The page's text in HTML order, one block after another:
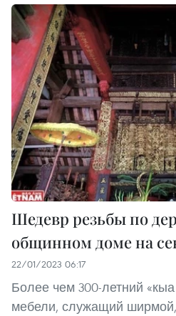
Шедевр резьбы по
общинном доме на
22/01/2023 06:17
Более чем 300-летний
мебели, служащий